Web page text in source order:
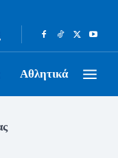
Αθλητικά